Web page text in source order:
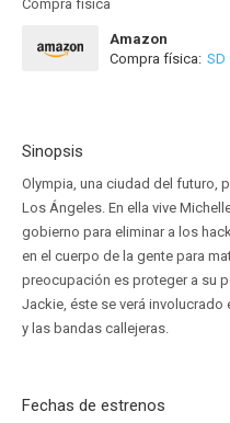
Compra física
Amazon
Compra física: SD
Sinopsis
Olympia, una ciudad del futuro,
Los Ángeles. En ella vive
gobierno para eliminar a los
en el cuerpo de la gente para
preocupación es proteger a su
Jackie, éste se verá
y las bandas callejeras.
Fechas de estrenos